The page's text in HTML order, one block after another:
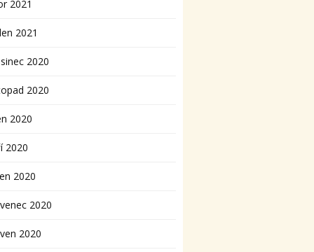
2021
2021
2020
2020
2020
2020
2020
2020
2020